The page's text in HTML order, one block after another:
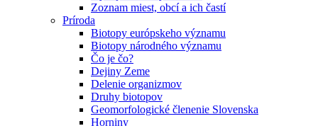
Zoznam miest, obcí a ich častí
Príroda
Biotopy európskeho významu
Biotopy národného významu
Čo je čo?
Dejiny Zeme
Delenie organizmov
Druhy biotopov
Geomorfologické členenie Slovenska
Horniny